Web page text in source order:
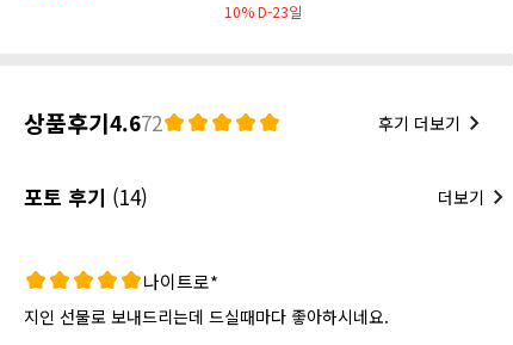
10% D-23일
상품후기4.672 후기 더보기
포토 후기 (14) 더보기
나이트로*
지인 선물로 보내드리는데 드실때마다 좋아하시네요.